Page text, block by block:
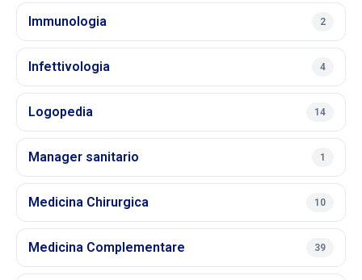
Immunologia 2
Infettivologia 4
Logopedia 14
Manager sanitario 1
Medicina Chirurgica 10
Medicina Complementare 39